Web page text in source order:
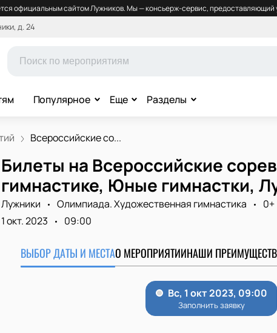
официальным сайтом Лужников. Мы — консьерж-сервис, предоставляющий
д. 24
Популярное Еще Разделы
Всероссийские со...
Билеты на Всероссийские
гимнастике, Юные гимнастки,
Лужники Олимпиада. Художественная гимнастика
0+
1 окт. 2023
09:00
ВЫБОР ДАТЫ И МЕСТАО МЕРОПРИЯТИИНАШИ